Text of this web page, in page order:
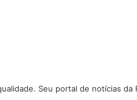
Seu portal de notícias